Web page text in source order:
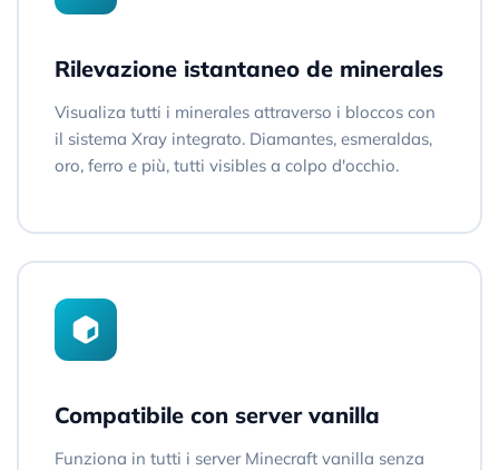
Rilevazione istantaneo de minerales
Visualiza tutti i minerales attraverso i bloccos con
il sistema Xray integrato. Diamantes, esmeraldas,
oro, ferro e più, tutti visibles a colpo d'occhio.
Compatibile con server vanilla
Funziona in tutti i server Minecraft vanilla senza